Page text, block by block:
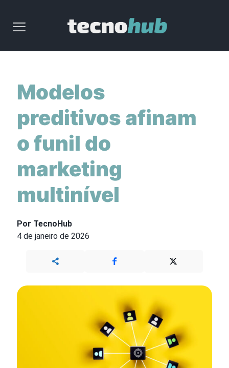
Modelos
preditivos afinam
o funil do
marketing
multinível
Por TecnoHub
4 de janeiro de 2026